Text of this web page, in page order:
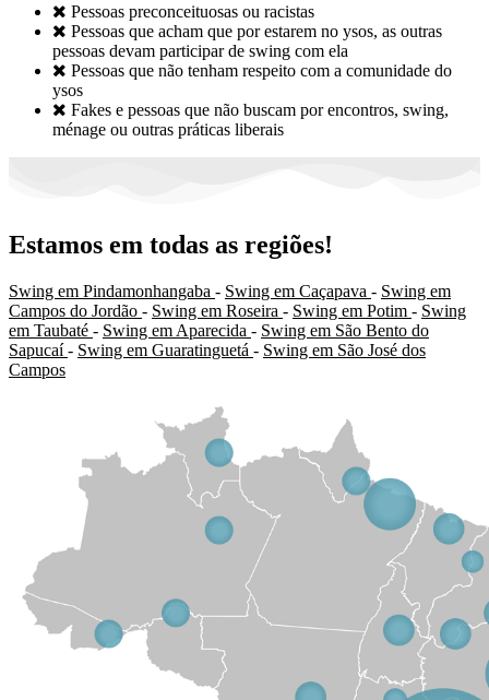
 Pessoas preconceituosas ou racistas
 Pessoas que acham que por estarem no ysos, as outras
pessoas devam participar de swing com ela
 Pessoas que não tenham respeito com a comunidade do
ysos
 Fakes e pessoas que não buscam por encontros, swing,
ménage ou outras práticas liberais
Estamos em todas as regiões!
Swing em Pindamonhangaba - Swing em Caçapava - Swing em
Campos do Jordão - Swing em Roseira - Swing em Potim - Swing
em Taubaté - Swing em Aparecida - Swing em São Bento do
Sapucaí- Swing em Guaratinguetá - Swing em São José dos
Campos